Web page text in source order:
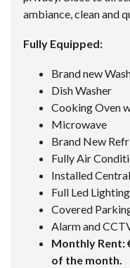
ambiance, clean and
Fully Equipped:
Brand new
Dish Washer
Cooking Oven
Microwave
Brand New
Fully Air
Installed
Full Led Lighting
Covered
Alarm and
Monthly Rent:
of the month.